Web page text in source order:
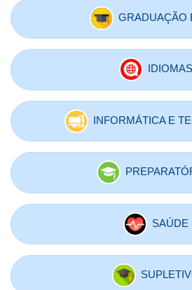
GRADUAÇÃO
IDIOMAS
INFORMÁTICA E
SAÚDE